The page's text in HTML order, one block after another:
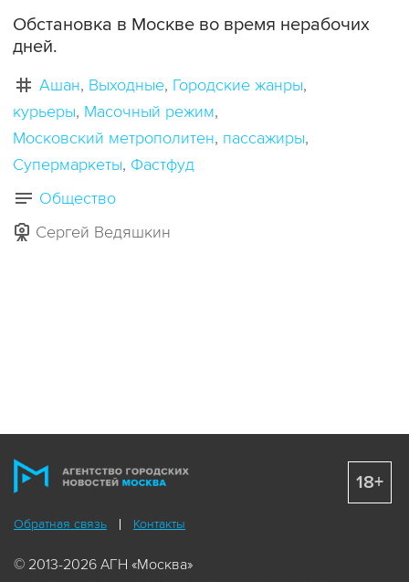
Обстановка в Москве во время нерабочих
дней.
Ашан Выходные Городские жанры
курьеры Масочный режим
Московский метрополитен пассажиры
Супермаркеты Фастфуд
Общество
Сергей Ведяшкин
Обратная связь Контакты
© 2013-2026 АГН «Москва»
18+